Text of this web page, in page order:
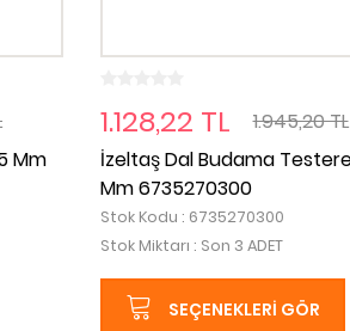
Mm
1.128,22 TL
1.945,20 TL
İzeltaş Dal Budama
Mm 6735270300
Stok Kodu : 6735270300
Stok Miktarı : Son 3 ADET
SEÇENEKLERI GÖR